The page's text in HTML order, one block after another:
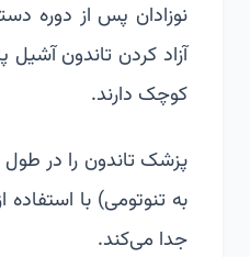
نوزادان پس از دوره
آزاد کردن تاندون آشیل
کوچک دارند.
پزشک تاندون را در
به تنوتومی) با
جدا می‌کند.